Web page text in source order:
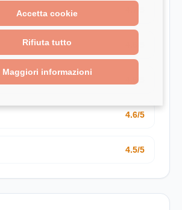
Accetta cookie
Rifiuta tutto
Maggiori informazioni
4.6/5
4.6/5
4.5/5